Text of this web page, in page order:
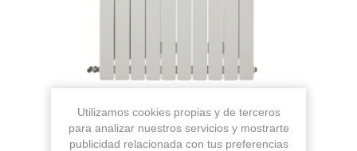
Utilizamos cookies propias y de terceros
para analizar nuestros servicios y mostrarte
publicidad relacionada con tus preferencias